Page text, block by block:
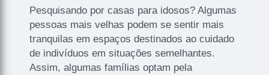
Pesquisando por casas para idosos? Algumas
pessoas mais velhas podem se sentir mais
tranquilas em espaços destinados ao cuidado
de indivíduos em situações semelhantes.
Assim, algumas famílias optam pela